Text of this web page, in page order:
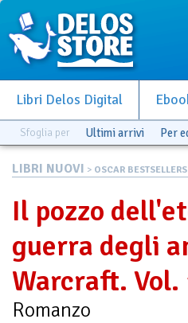
Libri Delos Digital
Sfoglia per Ultimi arrivi Per
LIBRI NUOVI > OSCAR
Il pozzo
guerra degli
Warcraft. Vol.
Romanzo